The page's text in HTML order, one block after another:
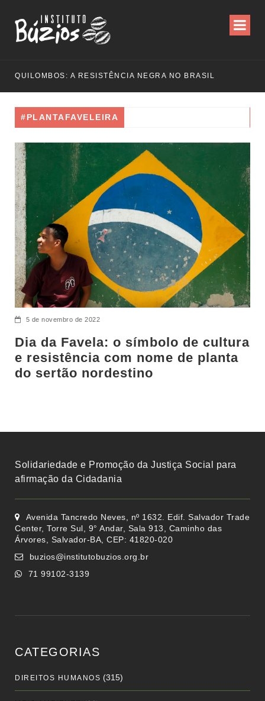
QUILOMBOS: A RESISTÊNCIA NEGRA NO BRASIL
#PLANTAFAVELEIRA
5 de novembro de 2022
Dia da Favela: o símbolo de cultura
e resistência com nome de planta
do sertão nordestino
Solidariedade e Promoção da Justiça Social para
afirmação da Cidadania
Avenida Tancredo Neves, nº 1632. Edif. Salvador Trade
Center, Torre Sul, 9° Andar, Sala 913, Caminho das
Árvores, Salvador-BA, CEP: 41820-020
buzios@institutobuzios.org.br
71 99102-3139
CATEGORIAS
DIREITOS HUMANOS (315)